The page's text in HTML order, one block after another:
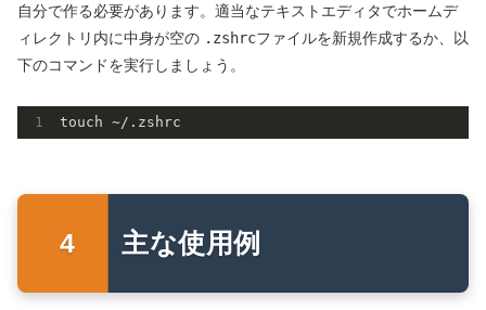
自分で作る必要があります。適当なテキストエディタでホームデ
ィレクトリ内に中身が空の .zshrcファイルを新規作成するか、以
下のコマンドを実行しましょう。
touch ~/ .zshrc
主な使用例